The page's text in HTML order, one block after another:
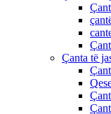
Çanta të